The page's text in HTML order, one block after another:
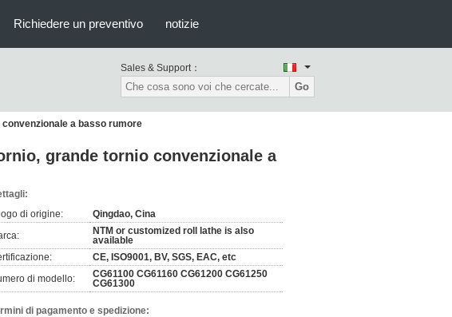
Richiedere un preventivo notizie
Sales & Support：
Go
a basso rumore
grande tornio convenzionale a
di origine:
Qingdao, Cina
NTM or customized roll lathe is also
available
CE, ISO9001, BV, SGS, EAC, etc
di modello:
CG61100 CG61160 CG61200 CG61250
CG61300
di pagamento e spedizione: